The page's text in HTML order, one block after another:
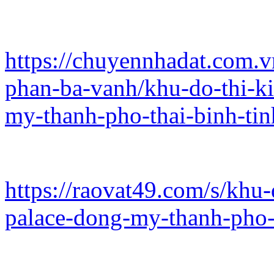
https://
phan-ba-vanh/khu-do-thi-
my-thanh-pho-thai-binh-
https://raovat49.com/s/
palace-dong-my-thanh-